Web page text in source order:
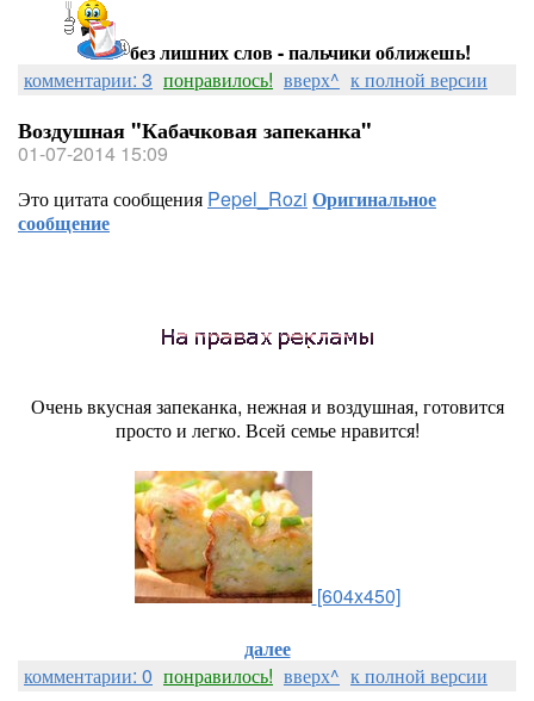
без лишних слов - пальчики оближешь!
комментарии: 3 понравилось! вверх^ к полной версии
Воздушная "Кабачковая запеканка"
01-07-2014 15:09
Это цитата сообщения Pepel_Rozi Оригинальное
сообщение
Очень вкусная запеканка, нежная и воздушная, готовится
просто и легко. Всей семье нравится!
[604x450]
далее
комментарии: 0 понравилось! вверх^ к полной версии